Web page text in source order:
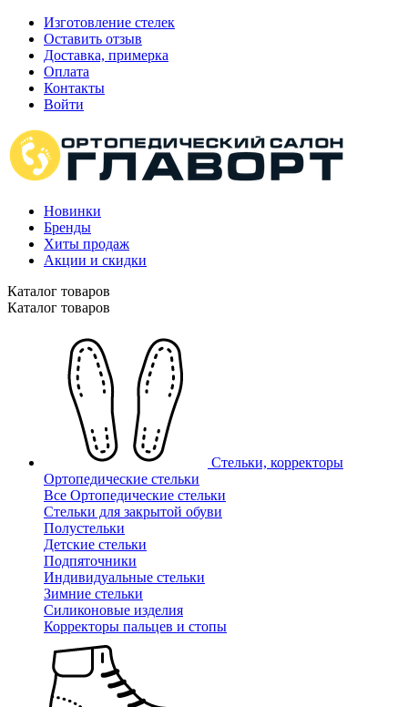
Изготовление стелек
Оставить отзыв
Доставка, примерка
Оплата
Контакты
Войти
Новинки
Бренды
Хиты продаж
Акции и скидки
Каталог товаров
Каталог товаров
Стельки, корректоры
Ортопедические стельки
Все Ортопедические стельки
Стельки для закрытой обуви
Полустельки
Детские стельки
Подпяточники
Индивидуальные стельки
Зимние стельки
Силиконовые изделия
Корректоры пальцев и стопы